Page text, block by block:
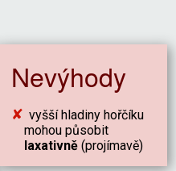
Nevýhody
vyšší hladiny hořčíku
mohou působit
laxativně (projímavě)